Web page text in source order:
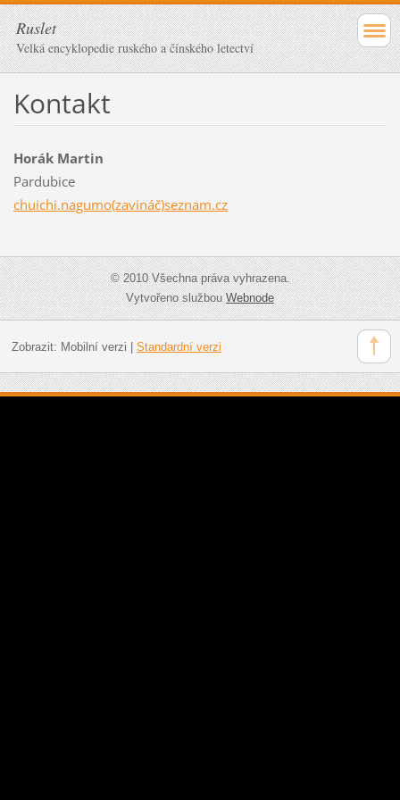
Ruslet
Velká encyklopedie ruského a čínského letectví
Kontakt
Horák Martin
Pardubice
chuichi.nagumo(zavináč)seznam.cz
© 2010 Všechna práva vyhrazena.
Vytvořeno službouWebnode
Zobrazit: Mobilní verzi Standardní verzi